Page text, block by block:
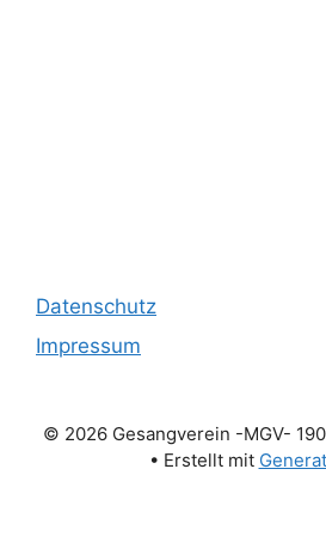
Datenschutz
Impressum
© 2026 Gesangverein -MGV-
• Erstellt mit